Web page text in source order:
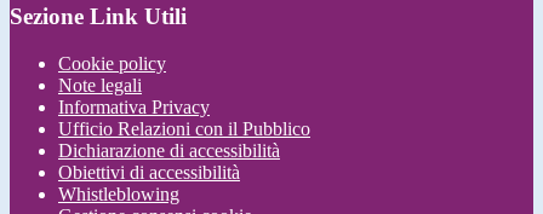
Sezione Link Utili
Cookie policy
Note legali
Informativa Privacy
Ufficio Relazioni con il Pubblico
Dichiarazione di accessibilità
Obiettivi di accessibilità
Whistleblowing